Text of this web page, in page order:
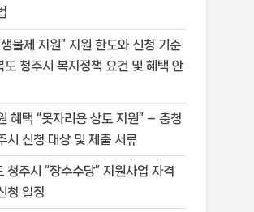
물제 지원” 지원 한도와 신청 기준
도 청주시 복지정책 요건 및 혜택 안
혜택 “못자리용 상토 지원” – 충청
시 신청 대상 및 제출 서류
청주시 “장수수당” 지원사업 자격
청 일정